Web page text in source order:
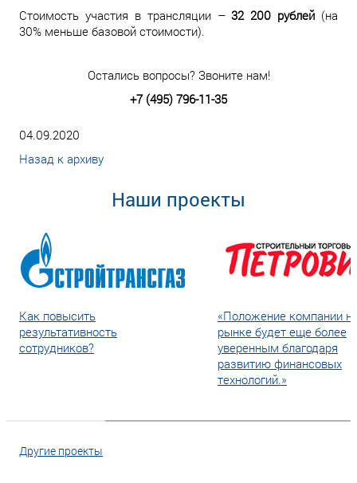
Стоимость участия в трансляции –32 200 рублей (на
30% меньше базовой стоимости).
Остались вопросы? Звоните нам!
+7 (495) 796-11-35
04.09.2020
Назад к архиву
Наши проекты
Как повысить
результативность
сотрудников?
«Положение компании
рынке будет еще более
уверенным благодаря
развитию финансовых
технологий.»
Другие проекты